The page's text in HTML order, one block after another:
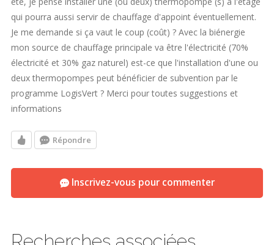
qui pourra aussi servir de chauffage d'appoint éventuellement.
Je me demande si ça vaut le coup (coût) ? Avec la biénergie
mon source de chauffage principale va être l'électricité (70%
électricité et 30% gaz naturel) est-ce que l'installation d'une ou
deux thermopompes peut bénéficier de subvention par le
programme LogisVert ? Merci pour toutes suggestions et
informations
Répondre
Inscrivez-vous pour commenter